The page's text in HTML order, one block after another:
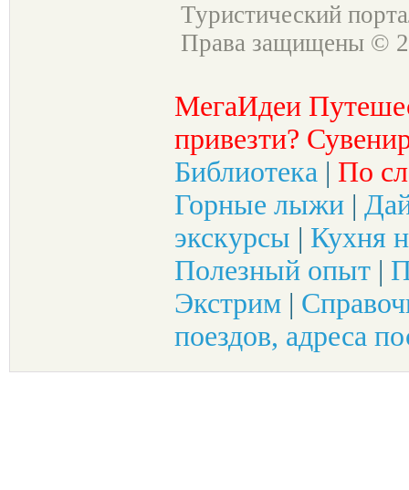
Туристический
Права защищены ©
МегаИдеи
привезти?
Библиотека | По
Горные лыжи |
экскурсы | Кухня
Полезный опыт |
Экстрим |
поездов, адреса